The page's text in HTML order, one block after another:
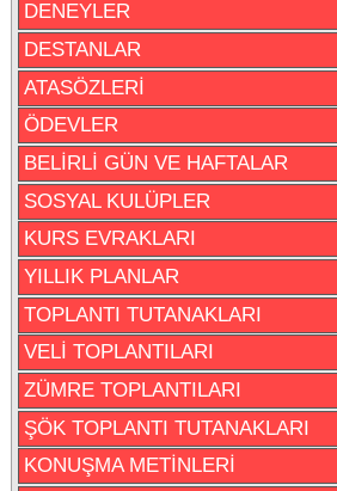
DENEYLER
DESTANLAR
ATASÖZLERİ
ÖDEVLER
BELİRLİ GÜN VE HAFTALAR
SOSYAL KULÜPLER
KURS EVRAKLARI
YILLIK PLANLAR
TOPLANTI TUTANAKLARI
VELİ TOPLANTILARI
ZÜMRE TOPLANTILARI
ŞÖK TOPLANTI TUTANAKLARI
KONUŞMA METİNLERİ